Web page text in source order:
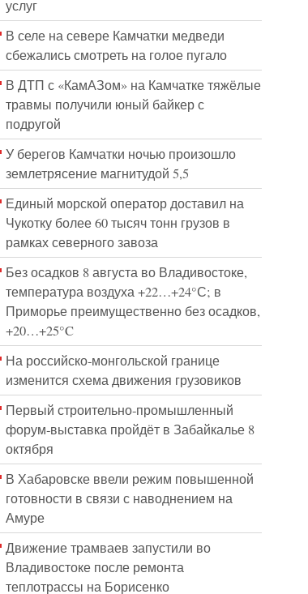
услуг
В селе на севере Камчатки медведи
сбежались смотреть на голое пугало
В ДТП с «КамАЗом» на Камчатке тяжёлые
травмы получили юный байкер с
подругой
У берегов Камчатки ночью произошло
землетрясение магнитудой 5,5
Единый морской оператор доставил на
Чукотку более 60 тысяч тонн грузов в
рамках северного завоза
Без осадков 8 августа во Владивостоке,
температура воздуха +22…+24°С; в
Приморье преимущественно без осадков,
+20…+25°C
На российско‑монгольской границе
изменится схема движения грузовиков
Первый строительно‑промышленный
форум‑выставка пройдёт в Забайкалье 8
октября
В Хабаровске ввели режим повышенной
готовности в связи с наводнением на
Амуре
Движение трамваев запустили во
Владивостоке после ремонта
теплотрассы на Борисенко